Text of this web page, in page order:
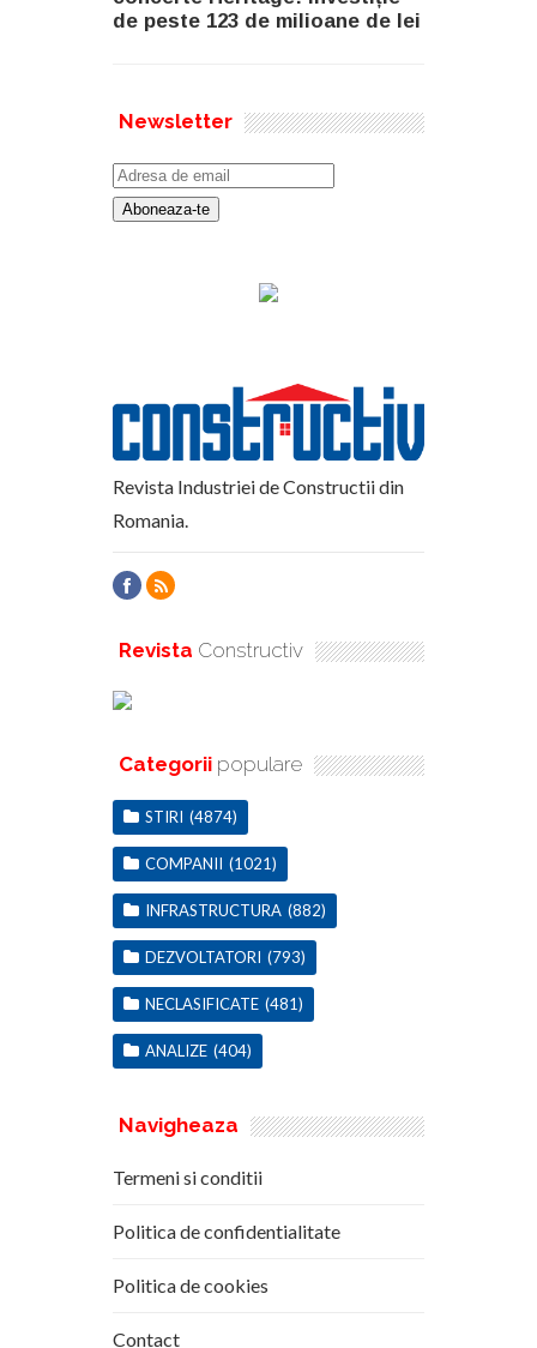
de peste 123 de milioane de lei
Newsletter
Revista Industriei de Constructii din
Romania.
Revista Constructiv
Categorii populare
STIRI (4874)
COMPANII (1021)
INFRASTRUCTURA (882)
DEZVOLTATORI (793)
NECLASIFICATE (481)
ANALIZE (404)
Navigheaza
Termeni si conditii
Politica de confidentialitate
Politica de cookies
Contact